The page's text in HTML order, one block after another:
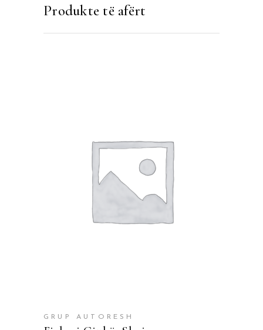
Produkte të afërt
SHTOJE NË SHPORTË
GRUP AUTORESH